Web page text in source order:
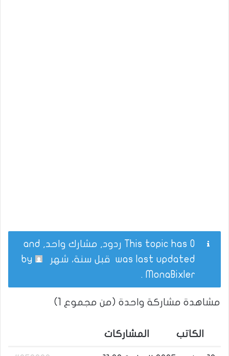
This topic has 0 ردود, مشارك واحد, and
was last updated قبل سنة، شهر
MonaBixler
.
مشاهدة مشاركة واحدة (من مجموع 1)
الكاتب المشاركات